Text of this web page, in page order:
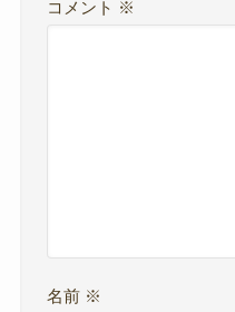
コメント ※
名前 ※